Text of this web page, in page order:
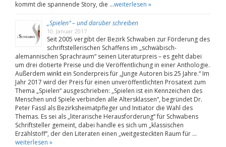
kommt die spannende Story, die …weiterlesen »
„Spielen“ – und darüber schreiben
10. Januar 2017
Seit 2005 vergibt der Bezirk Schwaben zur Förderung des
schriftstellerischen Schaffens im „schwäbisch-
alemannischen Sprachraum“ seinen Literaturpreis – es geht dabei
um drei dotierte Preise und die Veröffentlichung in einer Anthologie.
Außerdem winkt ein Sonderpreis für „Junge Autoren bis 25 Jahre.“ Im
Jahr 2017 wird der Preis für einen unveröffentlichten Prosatext zum
Thema „Spielen“ ausgeschrieben: „Spielen ist ein Kennzeichen des
Menschen und Spiele verbinden alle Altersklassen“, begründet Dr.
Peter Fassl als Bezirksheimatpfleger und Initiator die Wahl des
Themas. Es sei als „literarische Herausforderung“ für Schwabens
Schriftsteller gemeint, dabei handle es sich um „klassischen
Erzählstoff“, der den Literaten einen „weitgesteckten Raum für …
weiterlesen »